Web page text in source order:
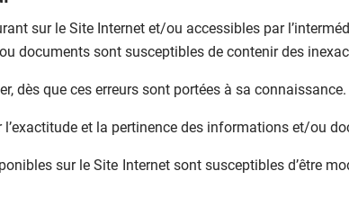
sur le Site Internet et/ou accessibles par
documents sont susceptibles de contenir des
dès que ces erreurs sont portées à sa connaissance.
et la pertinence des informations et/ou
sur le Site Internet sont susceptibles d’être